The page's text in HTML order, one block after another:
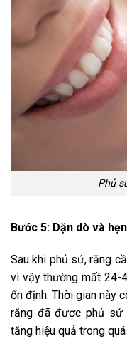
Phủ
Bước 5: Dặn dò và
Sau khi phủ sứ, răng
vì vậy thường mất 24-
ổn định. Thời gian này
răng đã được phủ sứ
tăng hiệu quả trong